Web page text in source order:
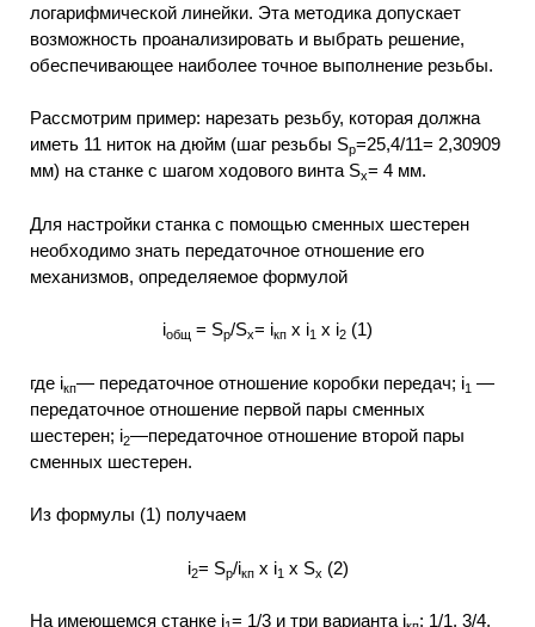
логарифмической линейки. Эта методика допускает
возможность проанализировать и выбрать решение,
обеспечивающее наиболее точное выполнение резьбы.
Рассмотрим пример: нарезать резьбу, которая должна
иметь 11 ниток на дюйм (шаг резьбы Sp=25,4/11= 2,30909
мм) на станке с шагом ходового винта Sx= 4 мм.
Для настройки станка с помощью сменных шестерен
необходимо знать передаточное отношение его
механизмов, определяемое формулой
іобщ = Sp/Sx= ікп х і1 х і2 (1)
где iкп— передаточное отношение коробки передач; i1 —
передаточное отношение первой пары сменных
шестерен; i2—передаточное отношение второй пары
сменных шестерен.
Из формулы (1) получаем
і2= Sp/ікпx і1 х Sx (2)
На имеющемся станке i = 1/3 и три варианта i : 1/1, 3/4,